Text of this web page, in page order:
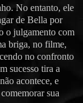
No entanto, ele
de Bella por
o julgamento com
briga, no filme,
no confronto
sucesso tira a
acontece, e
sua